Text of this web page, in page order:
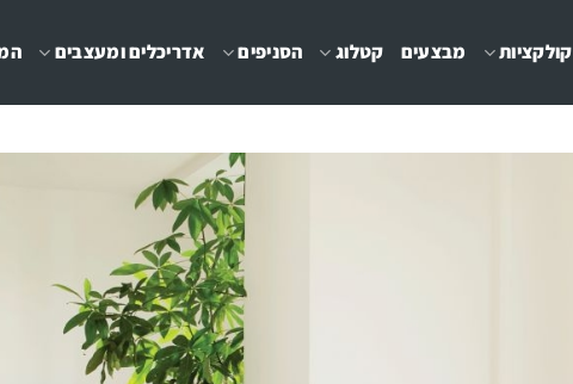
קולקציות מבצעים קטלוג הסניפים אדריכלים ומעצבים